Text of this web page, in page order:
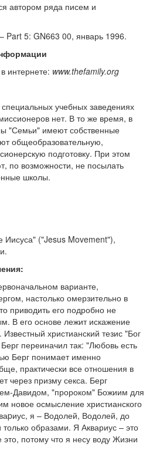
автором ряда писем и
Part 5: GN663 00, январь 1996.
интернете: www.thefamily.org
учебных заведениях
нет. В то же время, в
"Семьи" имеют собственные
общеобразовательную,
подготовку. При этом
по возможности, не посылать
школы.
Иисуса" ("Jesus Movement"),
варианте,
настолько омерзительно в
приводить его подробно не
В его основе лежит искажение
христианский тезис "Бог
переиначил так: "Любовь есть
Берг понимает именно
практически все отношения в
через призму секса. Берг
Давидом, "пророком" Божиим для
новое осмысление христианского
я – Водолей, Водолей, до
образами. Я Аквариус – это
потому что я несу воду Жизни